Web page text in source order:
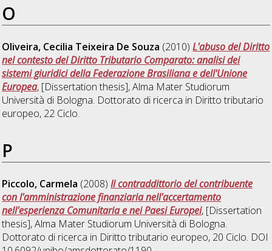
O
Oliveira, Cecilia Teixeira De Souza (2010)L'abuso del Diritto
nel contesto del Diritto Tributario Comparato: analisi dei
sistemi giuridici della Federazione Brasiliana e dell'Unione
Europea, [Dissertation thesis], Alma Mater Studiorum
Università di Bologna. Dottorato di ricerca in Diritto tributario
europeo, 22 Ciclo.
P
Piccolo, Carmela (2008)Il contraddittorio del contribuente
con l'amministrazione finanziaria nell'accertamento
nell'esperienza Comunitaria e nei Paesi Europei, [Dissertation
thesis], Alma Mater Studiorum Università di Bologna.
Dottorato di ricerca in Diritto tributario europeo, 20 Ciclo. DOI